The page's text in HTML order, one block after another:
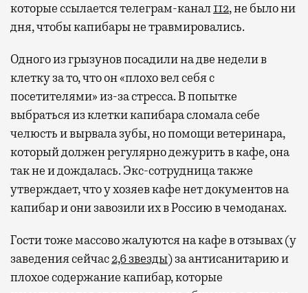
Современный путешественник часто берет
с собой не только чемодан, но и ноутбук.
А ожидание рейса все чаще превращается
не в потерянное время, а в возможность
спокойно закончить дела или спланировать
активности в путешествии, например
забронировать нужные билеты и рестораны.
Бизнес-зал становится местом, где можно
провести переговоры, поработать или просто
окна за тем, как взлетают и садятся
самолеты. В Москве нет недостатка
в лаунжах. В аэропортах их обычно
которые ссылается телеграм-канал112, не было ни
дня, чтобы капибары не травмировались.
Одного из грызунов посадили на две недели в
клетку за то, что он «плохо вел себя с
посетителями» из-за стресса. В попытке
выбраться из клетки капибара сломала себе
челюсть и вырвала зубы, но помощи ветеринара,
который должен регулярно дежурить в кафе, она
так не и дождалась. Экс-сотрудница также
утверждает, что у хозяев кафе нет документов на
капибар и они завозили их в Россию в чемоданах.
Гости тоже массово жалуются на кафе в отзывах (у
заведения сейчас2,6 звезды) за антисанитарию и
плохое содержание капибар, которые